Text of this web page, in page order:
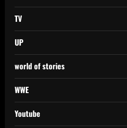
TV
UP
world of stories
WWE
Youtube